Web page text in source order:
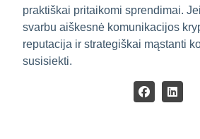
praktiškai pritaikomi sprendimai.
svarbu aiškesnė komunikacijos
reputacija ir strategiškai mąstanti
susisiekti.